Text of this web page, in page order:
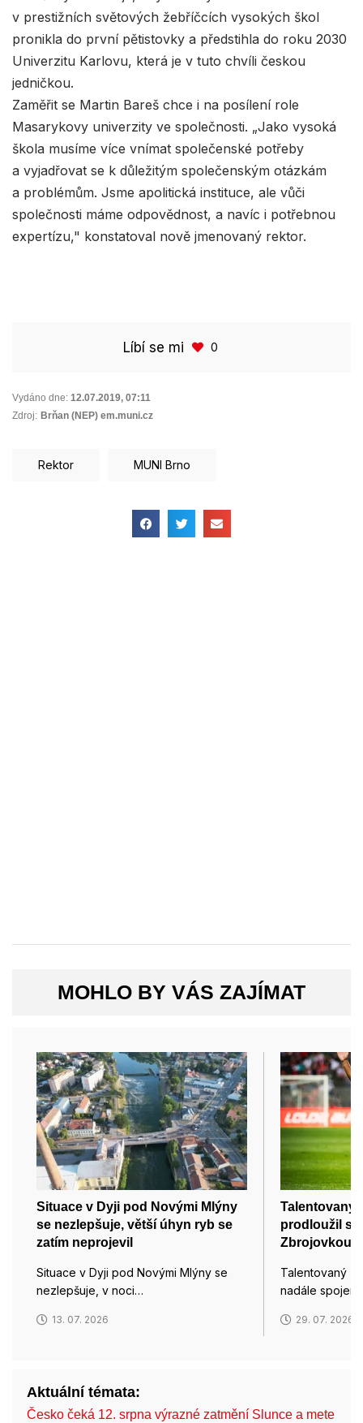
v prestižních světových žebříčcích vysokých škol
pronikla do první pětistovky a předstihla do roku 2030
Univerzitu Karlovu, která je v tuto chvíli českou
jedničkou.
Zaměřit se Martin Bareš chce i na posílení role
Masarykovy univerzity ve společnosti. „Jako vysoká
škola musíme více vnímat společenské potřeby
a vyjadřovat se k důležitým společenským otázkám
a problémům. Jsme apolitická instituce, ale vůči
společnosti máme odpovědnost, a navíc i potřebnou
expertízu," konstatoval nově jmenovaný rektor.
Líbí se mi 0
Vydáno dne: 12.07.2019, 07:11
Zdroj: Brňan (NEP) em.muni.cz
Rektor MUNI Brno
MOHLO BY VÁS ZAJÍMAT
Situace v Dyji pod Novými Mlýny
se nezlepšuje, větší úhyn ryb se
zatím neprojevil
Situace v Dyji pod Novými Mlýny se
nezlepšuje, v noci…
13. 07. 2026
Talentovaný
prodloužil
Zbrojovkou
Talentovaný
nadále
29. 07. 2026
Aktuální témata:
Česko čeká 12. srpna výrazné zatmění Slunce a mete…